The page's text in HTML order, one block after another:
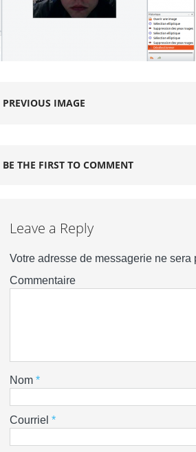
PREVIOUS IMAGE
BE THE FIRST TO COMMENT
Leave a Reply
Votre adresse de messagerie ne sera
Commentaire
Nom *
Courriel *